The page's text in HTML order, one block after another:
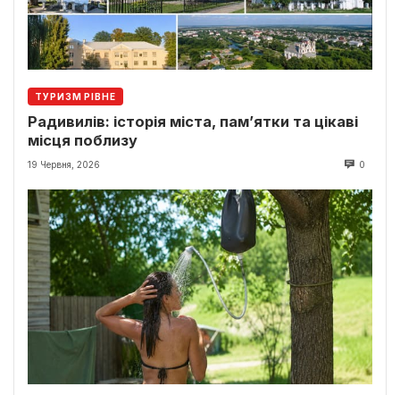
ТУРИЗМ РІВНЕ
Радивилів: історія міста, пам’ятки та цікаві
місця поблизу
19 Червня, 2026 0